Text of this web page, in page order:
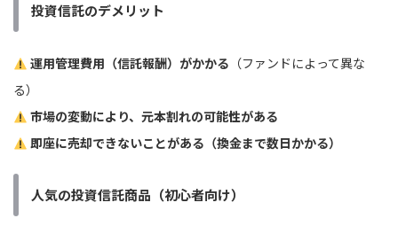
投資信託のデメリット
運用管理費用（信託報酬）がかかる （ファンドによって異な
る）
市場の変動により、元本割れの可能性がある
即座に売却できないことがある（換金まで数日かかる）
人気の投資信託商品（初心者向け）